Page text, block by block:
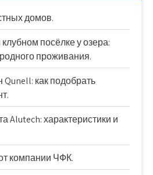
домов.
посёлке у озера:
проживания.
как подобрать
Alutech: характеристики и
компании ЧФК.